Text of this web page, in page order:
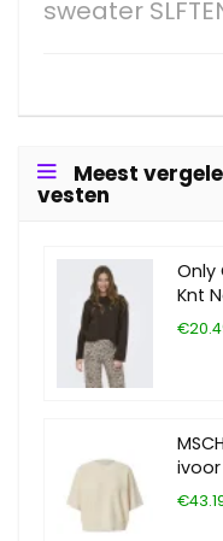
sweater
Meest
vesten
Only
Knt
ivoor